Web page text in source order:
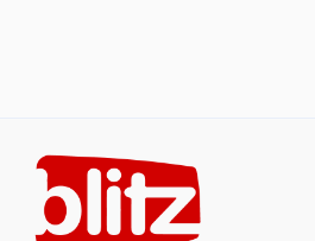
content